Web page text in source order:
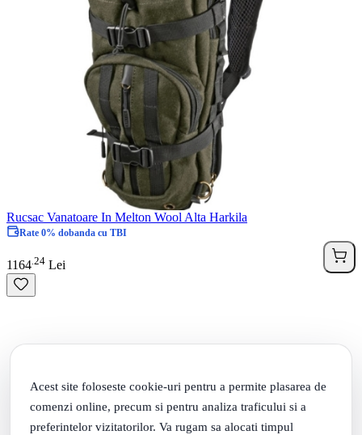
Acest site foloseste cookie-uri pentru a permite plasarea de
comenzi online, precum si pentru analiza traficului si a
preferintelor vizitatorilor. Va rugam sa alocati timpul
Rucsac Vanatoare In Melton Wool Alta Harkila
Rate 0% dobanda cu TBI
1164 24 Lei